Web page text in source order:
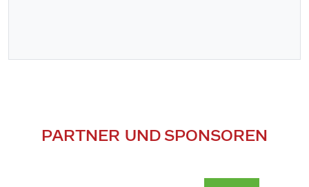
PARTNER UND SPONSOREN